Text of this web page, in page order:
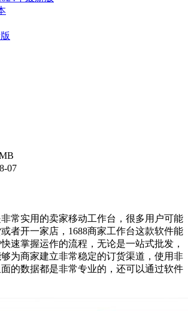
07
非常实用的卖家移动工作台，很多用户可能
者开一家店，1688商家工作台这款软件能
速掌握运作的流程，无论是一站式批发，
为商家建立非常稳定的订货渠道，使用非
的数据都是非常专业的，还可以通过软件